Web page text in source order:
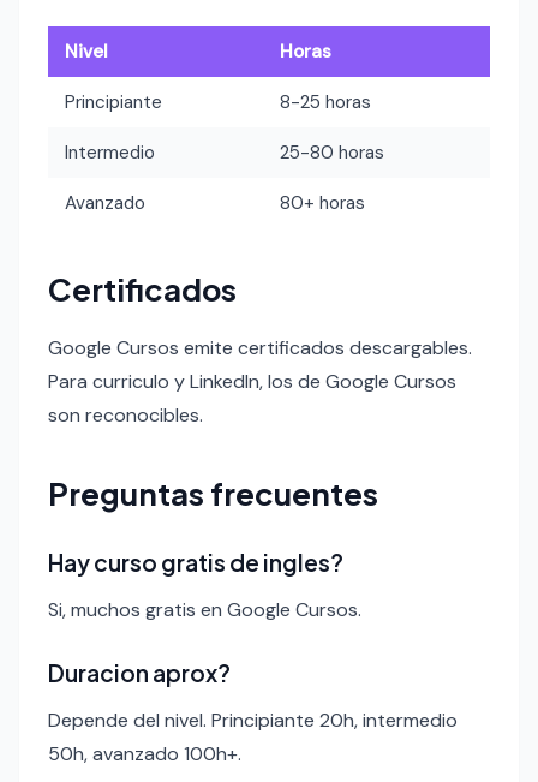
Nivel Horas
Principiante 8-25 horas
Intermedio 25-80 horas
Avanzado 80+ horas
Certificados
Google Cursos emite certificados descargables.
Para curriculo y LinkedIn, los de Google Cursos
son reconocibles.
Preguntas frecuentes
Hay curso gratis de ingles?
Si, muchos gratis en Google Cursos.
Duracion aprox?
Depende del nivel. Principiante 20h, intermedio
50h, avanzado 100h+.